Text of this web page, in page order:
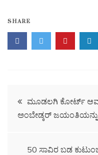
SHARE
ಮೂಡಲಗಿ ಕೋರ್ಟ್
ಅಂಬೇಡ್ಕರ್
50 ಸಾವಿರ ಬಡ